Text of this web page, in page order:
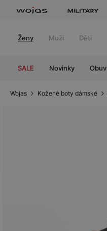
Ženy Muži Děti
SALE Novinky Obuv
Wojas Kožené boty dámské